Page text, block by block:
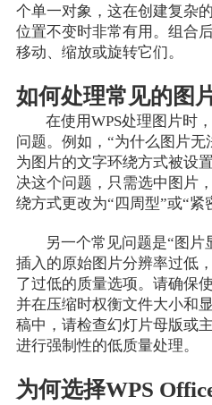
个单一对象，这在创建复杂
位置不变时非常有用。组合
移动、缩放或旋转它们。
如何处理常见的图
在使用WPS处理图片时
问题。例如，“为什么图片无
为图片的文字环绕方式被设
决这个问题，只需选中图片
绕方式更改为“四周型”或“紧
另一个常见问题是“图片
插入的原始图片分辨率过低
了过低的质量选项。请确保
并在压缩时权衡文件大小和
稿中，请检查幻灯片母版或
进行强制性的低质量处理。
为何选择WPS